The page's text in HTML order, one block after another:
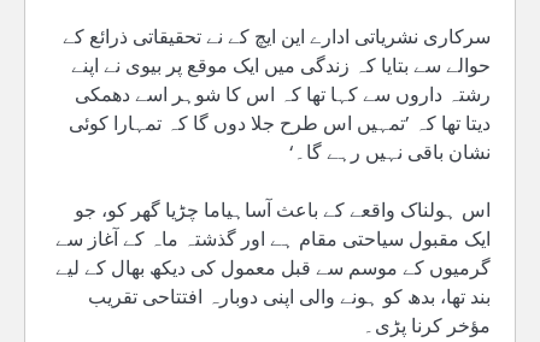
سرکاری نشریاتی ادارے این ایچ کے نے تحقیقاتی ذرائع کے
حوالے سے بتایا کہ زندگی میں ایک موقع پر بیوی نے اپنے
رشتہ داروں سے کہا تھا کہ اس کا شوہر اسے دھمکی
دیتا تھا کہ ’تمہیں اس طرح جلا دوں گا کہ تمہارا کوئی
نشان باقی نہیں رہے گا۔‘
اس ہولناک واقعے کے باعث آساہیاما چڑیا گھر کو، جو
ایک مقبول سیاحتی مقام ہے اور گذشتہ ماہ کے آغاز سے
گرمیوں کے موسم سے قبل معمول کی دیکھ بھال کے لیے
بند تھا، بدھ کو ہونے والی اپنی دوبارہ افتتاحی تقریب
مؤخر کرنا پڑی۔